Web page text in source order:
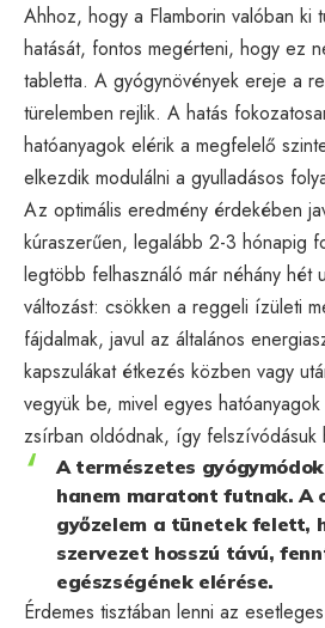
Ahhoz, hogy a Flamborin valóban ki
hatását, fontos megérteni, hogy ez
tabletta. A gyógynövények ereje a
türelemben rejlik. A hatás
hatóanyagok elérik a megfelelő
elkezdik modulálni a gyulladásos
Az optimális eredmény érdekében
kúraszerűen, legalább 2-3 hónapig
legtöbb felhasználó már néhány hét
változást: csökken a reggeli ízületi
fájdalmak, javul az általános
kapszulákat étkezés közben vagy
vegyük be, mivel egyes hatóanyagok
zsírban oldódnak, így felszívódásuk
A természetes
hanem maratont futnak. A
győzelem a tünetek felett,
szervezet hosszú távú,
egészségének elérése.
Érdemes tisztában lenni az